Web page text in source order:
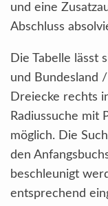
und eine
Abschluss
Die Tabelle lässt
und Bundesland
Dreiecke rechts
Radiussuche mit
möglich. Die
den
beschleunigt
entsprechend